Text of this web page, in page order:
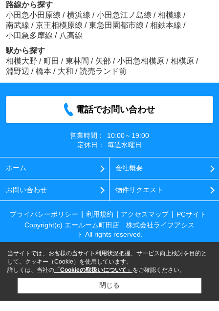
路線から探す
小田急小田原線 / 横浜線 / 小田急江ノ島線 / 相模線 /
南武線 / 京王相模原線 / 東急田園都市線 / 相鉄本線 /
小田急多摩線 / 八高線
駅から探す
相模大野 / 町田 / 東林間 / 矢部 / 小田急相模原 / 相模原 /
淵野辺 / 橋本 / 大和 / 読売ランド前
電話でお問い合わせ
営業時間：
10:00～19:00
定休日：
毎週水曜日
ホーム 会社概要
お問い合わせ 物件リクエスト
プライバシーポリシー 利用規約 アクセスマップ
PCサイト
Copyright(c) エールーム町田店 株式会社ライフアシス
ト All rights reserved.
当サイトでは、お客様の当サイト利用状況把握、サービス向上検討を目的と
して、クッキー（Cookie）を使用しています。
詳しくは、当社の 「Cookieの取扱いについて」 をご確認ください。
閉じる